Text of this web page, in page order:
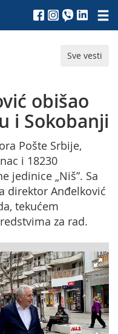
Sve vesti
obišao
i Sokobanji
Pošte Srbije,
i 18230
jedinice „Niš”. Sa
direktor Anđelković
tekućem
za rad.